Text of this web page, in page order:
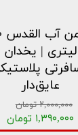
لیتری | یخدان
عایق‌دار
۲,۰۰۰,۰۰۰ تومان
۱,۳۹۰,۰۰۰ تومان